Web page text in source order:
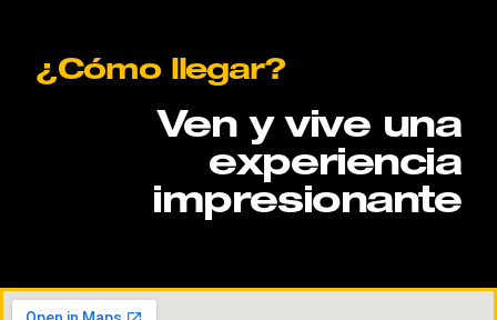
¿Cómo llegar?
Ven y vive una
experiencia
impresionante